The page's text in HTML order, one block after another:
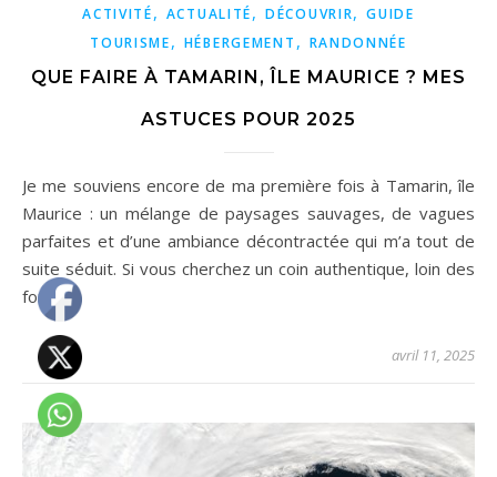
ACTIVITÉ, ACTUALITÉ,DÉCOUVRIR,GUIDE
TOURISME, HÉBERGEMENT , RANDONNÉE
QUE FAIRE À TAMARIN, ÎLE MAURICE ? MES
ASTUCES POUR 2025
Je me souviens encore de ma première fois à Tamarin, île
Maurice : un mélange de paysages sauvages, de vagues
parfaites et d’une ambiance décontractée qui m’a tout de
suite séduit. Si vous cherchez un coin authentique, loin des
foules…
avril 11, 2025